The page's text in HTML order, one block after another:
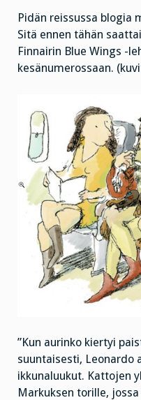
Pidän reissussa blogia
Sitä ennen tähän
Finnairin Blue Wings -
kesänumerossaan.
”Kun aurinko kiertyi
suuntaisesti, Leonardo
ikkunaluukut. Kattojen
Markuksen torille,